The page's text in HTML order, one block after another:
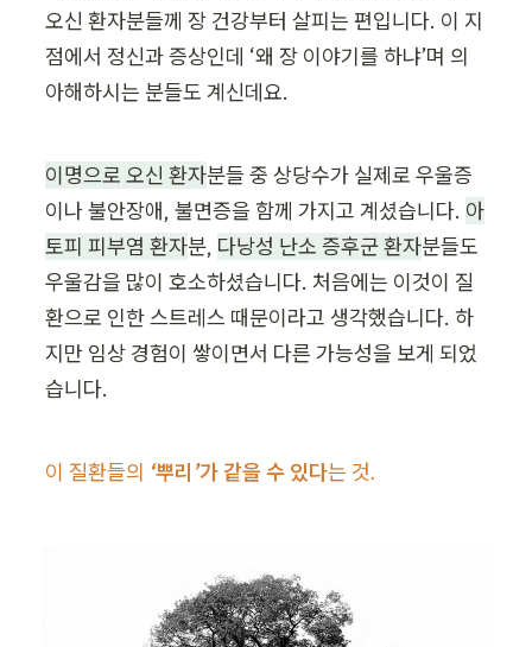
오신 환자분들께 장 건강부터 살피는 편입니다. 이 지
점에서 정신과 증상인데 ‘왜 장 이야기를 하냐’며 의
아해하시는 분들도 계신데요.
이명으로 오신 환자분들 중 상당수가 실제로 우울증
이나 불안장애, 불면증을 함께 가지고 계셨습니다. 아
토피 피부염 환자분, 다낭성 난소 증후군 환자분들도
우울감을 많이 호소하셨습니다. 처음에는 이것이 질
환으로 인한 스트레스 때문이라고 생각했습니다. 하
지만 임상 경험이 쌓이면서 다른 가능성을 보게 되었
습니다.
이 질환들의 ‘뿌리’가 같을 수 있다는 것.